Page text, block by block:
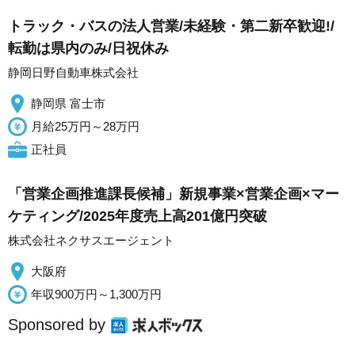
トラック・バスの法人営業/未経験・第二新卒歓迎!/
転勤は県内のみ/日祝休み
静岡日野自動車株式会社
静岡県 富士市
月給25万円～28万円
正社員
「営業企画推進課長候補」新規事業×営業企画×マー
ケティング/2025年度売上高201億円突破
株式会社ネクサスエージェント
大阪府
年収900万円～1,300万円
Sponsored by